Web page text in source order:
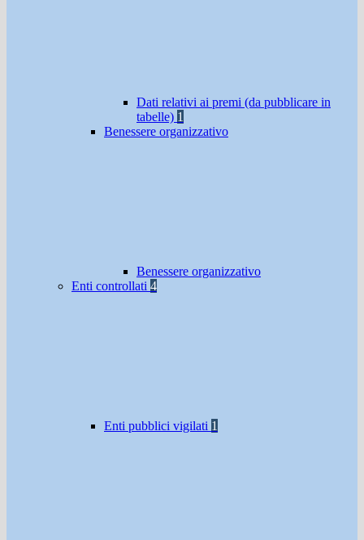
Dati relativi ai premi (da pubblicare in
tabelle) 1
Benessere organizzativo
Benessere organizzativo
Enti controllati 4
Enti pubblici vigilati 1